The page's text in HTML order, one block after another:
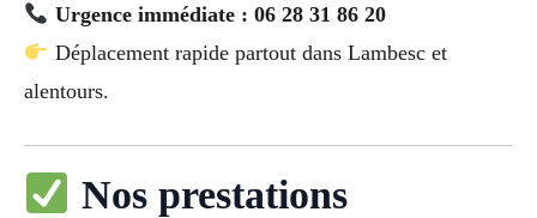
Urgence immédiate : 06 28 31 86 20
Déplacement rapide partout dans Lambesc et
alentours.
Nos prestations